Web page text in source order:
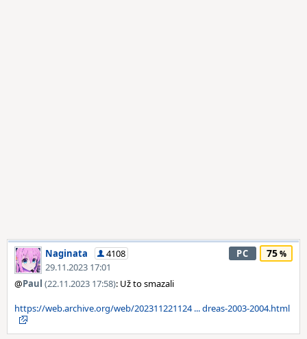
Naginata
4108
29.11.2023 17:01
PC 75
@Paul (22.11.2023 17:58): Už to smazali
https://web.archive.org/web/202311221124 ... dreas-2003-2004.html